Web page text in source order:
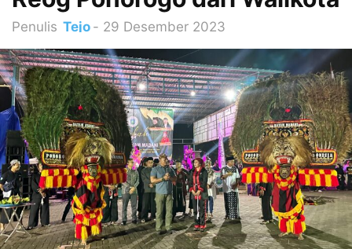
Penulis Tejo - 29 Desember 2023